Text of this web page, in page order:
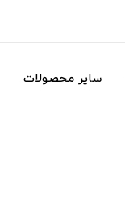
سایر محصولات